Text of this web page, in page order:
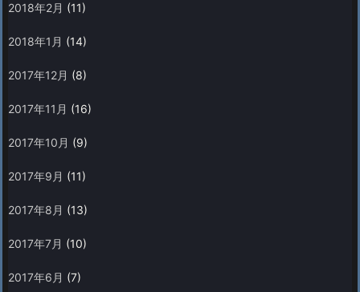
2018年2月 (11)
2018年1月 (14)
2017年12月 (8)
2017年11月 (16)
2017年10月 (9)
2017年9月 (11)
2017年8月 (13)
2017年7月 (10)
2017年6月 (7)